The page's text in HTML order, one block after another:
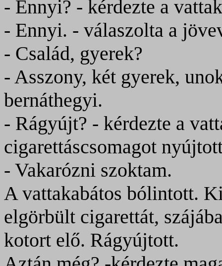
- Ennyi? - kérdezte a
- Ennyi. - válaszolta a
- Család, gyerek?
- Asszony, két gyerek,
bernáthegyi.
- Rágyújt? - kérdezte a
cigarettáscsomagot
- Vakarózni szoktam.
A vattakabátos bólintott.
elgörbült cigarettát,
kotort elő. Rágyújtott.